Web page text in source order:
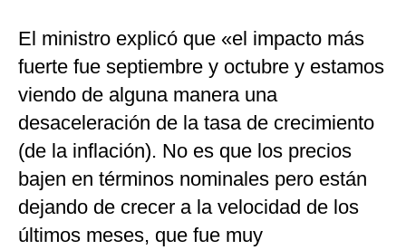
El ministro explicó que «el impacto más
fuerte fue septiembre y octubre y estamos
viendo de alguna manera una
desaceleración de la tasa de crecimiento
(de la inflación). No es que los precios
bajen en términos nominales pero están
dejando de crecer a la velocidad de los
últimos meses, que fue muy